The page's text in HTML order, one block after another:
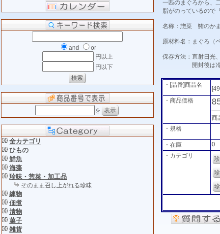
and
or
円以上
円以下
を
全カテゴリ
ひもの
鮮魚
海藻
珍味・惣菜・加工品
そのまま召し上がれる珍味
練物
佃煮
漬物
菓子
雑貨
一匹のまぐろから、
脂がのっているので
名称：惣菜 鮪のか
原材料名：まぐろ（
保存方法：直射日光
開封後は冷蔵庫
・[品番]商品名
・商品価格
商
・規格
・在庫
0
・カテゴリ